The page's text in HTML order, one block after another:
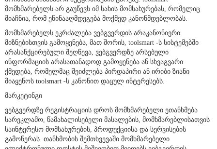
მოიხსნას წინასწარი შეტყობინების გარეშე. toolsmart
მომხმარებელს არ გაუწევს იმ სახის მომსახურებას, რომელიც
მიაჩნია, რომ ეწინააღმდეგება მოქმედ კანონმდებლობას.
მომხმარებელს ეკრძალება ვებგვერდის არაკანონიერი
მიზნებისთვის გამოყენება, მათ შორის, toolsmart -ს სისტემებში
არასანქცირებული შეღწევა, ვებგვერდზე არსებული
ინფორმაციის არასათანადოდ გამოყენება ან სხვაგვარი
ქმედება, რომელმაც შეიძლება პირდაპირი ან ირიბი ზიანი
მიაყენოს toolsmart -ს კანონით დაცულ ინტერესებს.
მარკეტინგი
ვებგვერდზე რეგისტრაციის დროს მომხმარებელი ეთანხმება
სარეკლამო, წამახალისებელი მასალების, მომხმარებლისათვის
საინტერესო მომსახურების, პროდუქციისა და სერვისების
გამოწერას. თანხმობის შემთხვევაში მომხმარებელი